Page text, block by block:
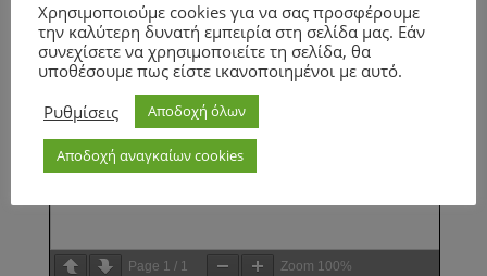
Page 1 / 1 Zoom 100%
Χρησιμοποιούμε cookies για να σας προσφέρουμε
την καλύτερη δυνατή εμπειρία στη σελίδα μας. Εάν
συνεχίσετε να χρησιμοποιείτε τη σελίδα, θα
υποθέσουμε πως είστε ικανοποιημένοι με αυτό.
Ρυθμίσεις
Αποδοχή όλων
Αποδοχή αναγκαίων cookies